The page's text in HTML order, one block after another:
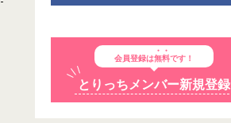
会員登録は無料です！
とりっちメンバー新規登録